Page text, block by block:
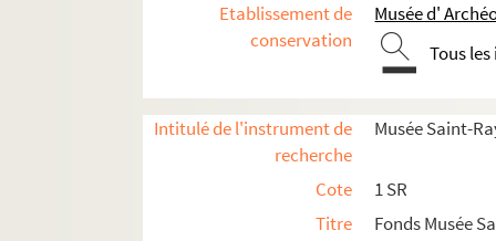
Etablissement de
conservation
Musée d'
Tous
Intitulé de l'instrument de
recherche
Musée Saint-
Cote
1 SR
Titre
Fonds Musée
Période pré-ouverture du Musée
Epoque Ernest Roschach
Epoque Casimir Destrem
Epoque Henri Rachou
Epoque Emile Cartailhac